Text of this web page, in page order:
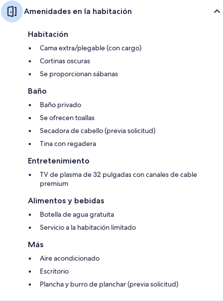
Amenidades en la habitación
Habitación
Cama extra/plegable (con cargo)
Cortinas oscuras
Se proporcionan sábanas
Baño
Baño privado
Se ofrecen toallas
Secadora de cabello (previa solicitud)
Tina con regadera
Entretenimiento
TV de plasma de 32 pulgadas con canales de cable
premium
Alimentos y bebidas
Botella de agua gratuita
Servicio a la habitación limitado
Más
Aire acondicionado
Escritorio
Plancha y burro de planchar (previa solicitud)